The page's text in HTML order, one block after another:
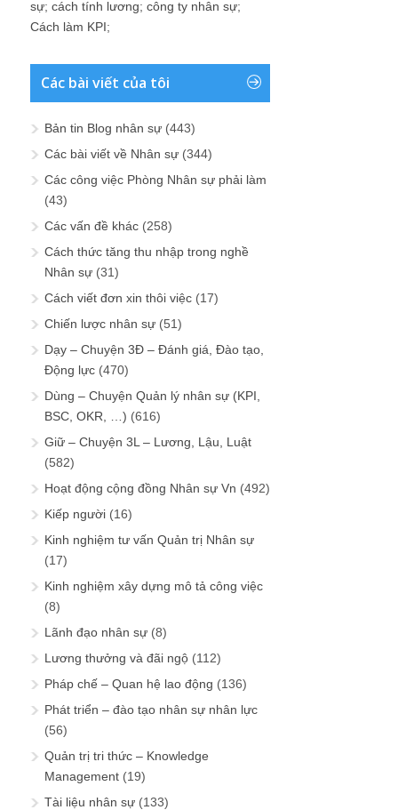
sự; cách tính lương; công ty nhân sự;
Cách làm KPI;
Các bài viết của tôi
Bản tin Blog nhân sự (443)
Các bài viết về Nhân sự (344)
Các công việc Phòng Nhân sự phải làm
(43)
Các vấn đề khác (258)
Cách thức tăng thu nhập trong nghề
Nhân sự (31)
Cách viết đơn xin thôi việc (17)
Chiến lược nhân sự (51)
Dạy – Chuyện 3Đ – Đánh giá, Đào tạo,
Động lực (470)
Dùng – Chuyện Quản lý nhân sự (KPI,
BSC, OKR, …) (616)
Giữ – Chuyện 3L – Lương, Lậu, Luật
(582)
Hoạt động cộng đồng Nhân sự Vn (492)
Kiếp người (16)
Kinh nghiệm tư vấn Quản trị Nhân sự
(17)
Kinh nghiệm xây dựng mô tả công việc
(8)
Lãnh đạo nhân sự (8)
Lương thưởng và đãi ngộ (112)
Pháp chế – Quan hệ lao động (136)
Phát triển – đào tạo nhân sự nhân lực
(56)
Quản trị tri thức – Knowledge
Management (19)
Tài liệu nhân sự (133)